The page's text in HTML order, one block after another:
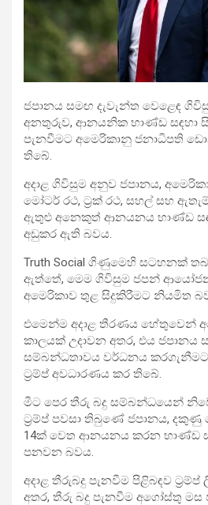
ජපානය සමඟ දැවැන්ත වෙළෙඳ
අනතුරුව, ආනයනික භාණ්ඩ සඳහා
පැනවීමට අමෙරිකානු ජනාධිපති
තිබේ.
අදාළ ගිවිසුම අනුව ජපානය,
මෝටර් රථ, ට්‍රක් රථ, සහල් සහ
ඇතුළු අනෙකුත් ආනයනය භාණ්ඩ
අඩුකර ඇති බවය.
Truth Social ගිණුමෙහි සටහනක්
ඇත්තේ, මෙම ගිවිසුම ජපන්
අමෙරිකාව තුළ සිදුකිරීමට නියමිත
එමෙන්ම අදාළ තීරණය හේතුවෙන්
කාලයක් උදාවන අතර, එය ජපානය
සම්බන්ධතාවය වර්ධනය
ට්‍රම්ප් අවධාරණය කර තිබේ.
මීට පෙර තීරු බදු සම්බන්ධයෙන්
ට්‍රම්ප් පවසා තිබුණේ ජපානය,
14ක් වෙත ආනයනය කරන භාණ්ඩ
පනවන බවය.
අදාළ තීරුබදු පැනවීම පිළිබඳව ට්‍රම්ප්
අතර, තීරු බදු පැනවීම අගෝස්තු